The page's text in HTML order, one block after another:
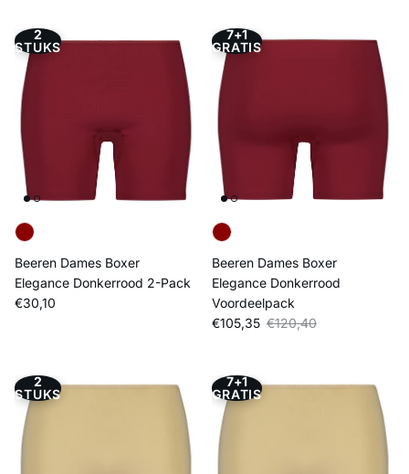
2
STUKS
Beeren Dames Boxer
Elegance Donkerrood 2-Pack
Reguliere prijs
€30,10
7+1
GRATIS
Beeren Dames Boxer
Elegance Donkerrood
Voordeelpack
Verkoopprijs
€105,35 Reguliere prijs
€120,40
2
STUKS
7+1
GRATIS